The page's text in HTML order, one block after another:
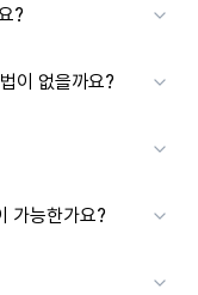
?
이 없을까요?
가능한가요?